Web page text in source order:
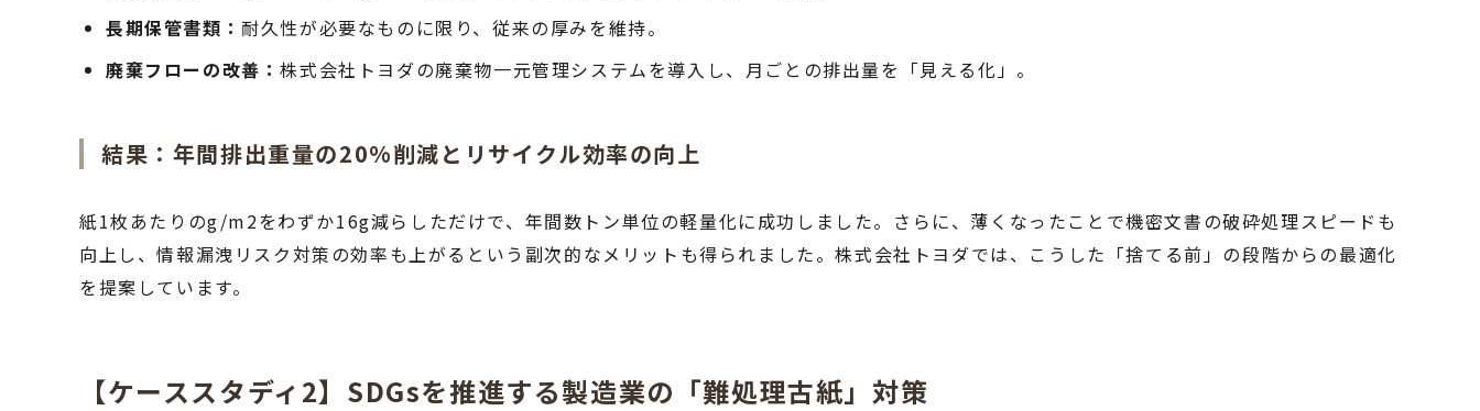
長期保管書類：耐久性が必要なものに限り、従来の厚みを維持。
廃棄フローの改善：株式会社トヨダの廃棄物一元管理システムを導入し、月ごとの排出量を「見える化」。
結果：年間排出重量の20%削減とリサイクル効率の向上
紙1枚あたりのg/m2をわずか16g減らしただけで、年間数トン単位の軽量化に成功しました。さらに、薄くなったことで機密文書の破砕処理スピードも
向上し、情報漏洩リスク対策の効率も上がるという副次的なメリットも得られました。株式会社トヨダでは、こうした「捨てる前」の段階からの最適化
を提案しています。
【ケーススタディ2】SDGsを推進する製造業の「難処理古紙」対策